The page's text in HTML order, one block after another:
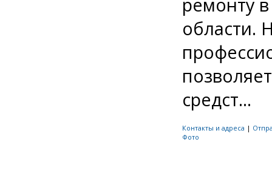
области.
средст...
Контакты и адреса |
Фото